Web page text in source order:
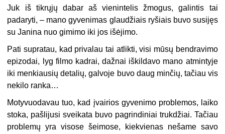
Juk iš tikrųjų dabar aš vienintelis žmogus, galintis tai
padaryti, – mano gyvenimas glaudžiais ryšiais buvo susijęs
su Janina nuo gimimo iki jos išėjimo.
Pati supratau, kad privalau tai atlikti, visi mūsų bendravimo
epizodai, lyg filmo kadrai, dažnai iškildavo mano atmintyje
iki menkiausių detalių, galvoje buvo daug minčių, tačiau vis
nekilo ranka…
Motyvuodavau tuo, kad įvairios gyvenimo problemos, laiko
stoka, pašlijusi sveikata buvo pagrindiniai trukdžiai. Tačiau
problemų yra visose šeimose, kiekvienas nešame savo